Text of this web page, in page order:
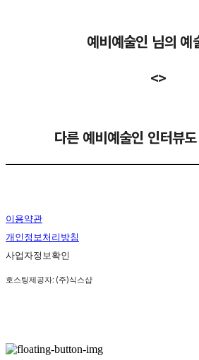
예비예술인 님의 예
<>
다른 예비예술인 인터뷰
이용약관
개인정보처리방침
사업자정보확인
호스팅제공자: (주)식스샵